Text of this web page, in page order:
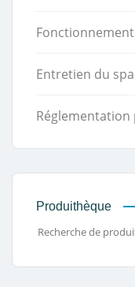
Entretien du spa
Réglementation
Produithèque